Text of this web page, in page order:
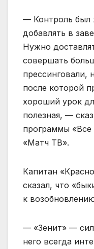
— Контроль был
добавлять в
Нужно
совершать
прессинговали,
после которой
хороший урок
полезная, —
программы «Все
«Матч ТВ».
Капитан
сказал, что
к
— «Зенит» —
него всегда